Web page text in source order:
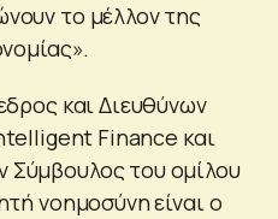
το μέλλον της
και Διευθύνων
Finance και
του ομίλου
νοημοσύνη είναι ο